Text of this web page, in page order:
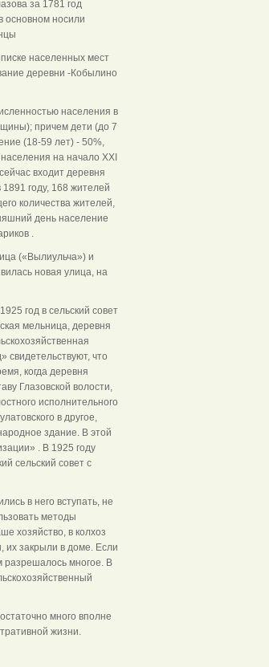
за 1781 год
основном носили
населенных мест
деревни -Кобылино
населения в
причем дети (до 7
(18-59 лет) - 50%,
на начало XXI
входит деревня
году, 168 жителей
количества жителей,
день население
.
(«Вылиульча») и
новая улица, на
год в сельский совет
мельница, деревня
свидетельствуют, что
когда деревня
Глазовской волости,
исполнительного
в другое,
здание. В этой
. В 1925 году
сельский совет с
в него вступать, не
методы
хозяйство, в колхоз
их закрыли в доме. Если
разрешалось многое. В
много вполне
жизни.